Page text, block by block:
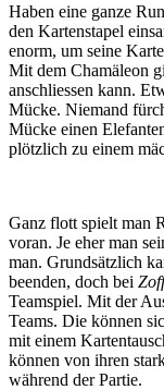
Haben eine ganze
den Kartenstapel
enorm, um seine
Mit dem Chamäleon
anschliessen kann.
Mücke. Niemand
Mücke einen
plötzlich zu einem
Ganz flott spielt man
voran. Je eher man
man. Grundsätzlich
beenden, doch bei
Teamspiel. Mit der
Teams. Die können
mit einem
können von ihren
während der Partie.